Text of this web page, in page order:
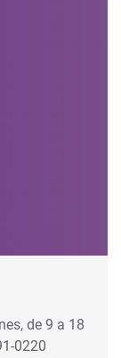
de 9 a 18
0220